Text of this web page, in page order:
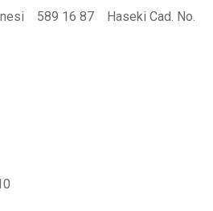
589 16 87 Haseki Cad. No.
10